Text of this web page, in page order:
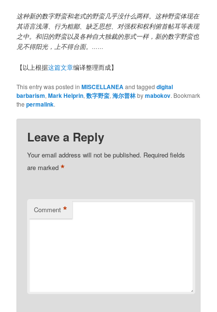
这种新的数字野蛮和老式的野蛮几乎没什么两样。这种野蛮体现在
其语言浅薄、行为粗鄙、缺乏思想、对强权和权利俯首帖耳等表现
之中。和旧的野蛮以及各种自大独裁的形式一样，新的数字野蛮也
见不得阳光，上不得台面。……
【以上根据这篇文章编译整理而成】
This entry was posted inMISCELLANEAand taggeddigital
barbarism,Mark Helprin,数字野蛮,海尔普林bymabokov. Bookmark
thepermalink.
Leave a Reply
Your email address will not be published. Required fields
are marked*
Comment *